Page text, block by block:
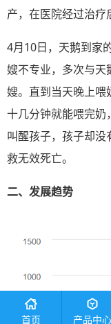
产，在医院经过治疗
4月10日，天鹅到家
嫂不专业，多次与天
嫂。直到当天晚上喂
十几分钟就能喂完奶
叫醒孩子，孩子却
救无效死亡。
二、 发展趋势
首页 产品中心